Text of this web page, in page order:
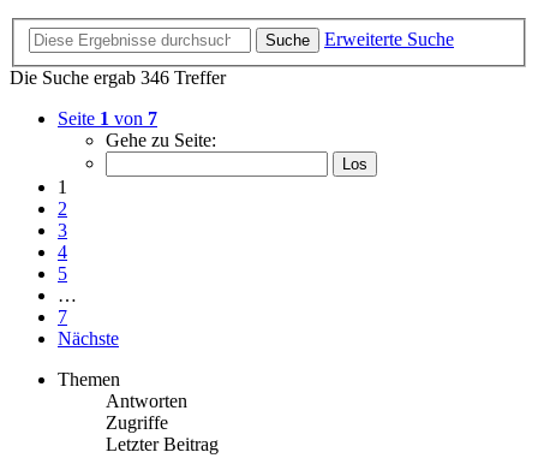
Suche
Erweiterte Suche
Die Suche ergab 346 Treffer
Seite 1 von 7
Gehe zu Seite:
1
2
3
4
5
…
7
Nächste
Themen
Antworten
Zugriffe
Letzter Beitrag